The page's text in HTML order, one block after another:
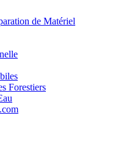
de Matériel
Forestiers